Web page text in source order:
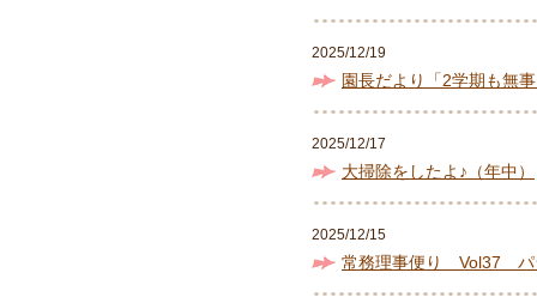
2025/12/19
園長だより「2学期も無
2025/12/17
大掃除をしたよ♪（年中）
2025/12/15
常務理事便り Vol37